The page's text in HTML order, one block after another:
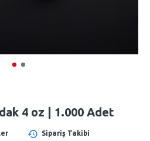
4 oz | 1.000 Adet
Sipariş Takibi